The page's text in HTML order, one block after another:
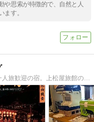
や思索が特徴的で、自然と人
ます。
信州最古の温泉、別所温泉にある一人旅歓迎の宿。上松屋旅館のブログです。別所温泉のイベント情報や上田市の情報など信州の情報を更新していきます。